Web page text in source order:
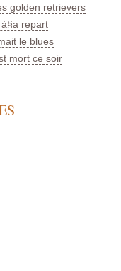
golden retrievers
repart
le blues
mort ce soir